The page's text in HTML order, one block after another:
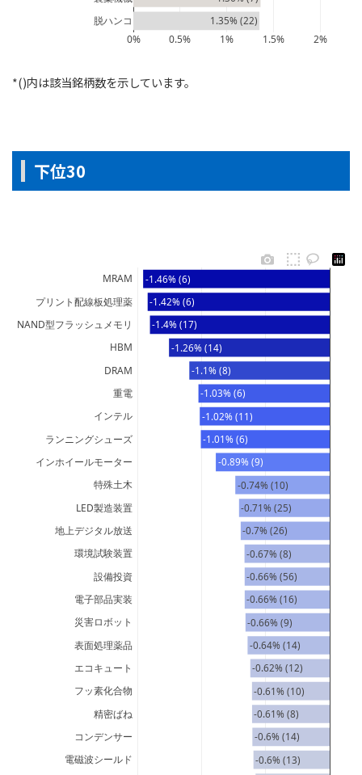
1.35% (22)
0% 0.5% 1% 1.5% 2%
脱ハンコ
*()内は該当銘柄数を示しています。
下位30
-0.6% (13)
-0.6% (14)
-0.61% (8)
-0.61% (10)
-0.62% (12)
-0.64% (14)
-0.66% (9)
-0.66% (16)
-0.66% (56)
-0.67% (8)
-0.7% (26)
-0.71% (25)
-0.74% (10)
-0.89% (9)
-1.01% (6)
-1.02% (11)
-1.03% (6)
-1.1% (8)
-1.26% (14)
-1.4% (17)
-1.42% (6)
-1.46% (6)
電磁波シールド
コンデンサー
精密ばね
フッ素化合物
エコキュート
表面処理薬品
災害ロボット
電子部品実装
設備投資
環境試験装置
地上デジタル放送
LED製造装置
特殊土木
インホイールモーター
ランニングシューズ
インテル
重電
DRAM
HBM
NAND型フラッシュメモリ
プリント配線板処理薬
MRAM